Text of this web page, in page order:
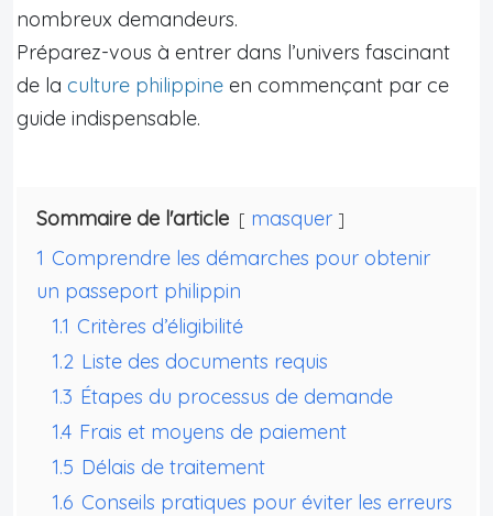
nombreux demandeurs.
Préparez-vous à entrer dans l’univers fascinant
de la culture philippine en commençant par ce
guide indispensable.
Sommaire de l'article
masquer
1 Comprendre les démarches pour obtenir
un passeport philippin
1.1 Critères d’éligibilité
1.2 Liste des documents requis
1.3 Étapes du processus de demande
1.4 Frais et moyens de paiement
1.5 Délais de traitement
1.6 Conseils pratiques pour éviter les erreurs